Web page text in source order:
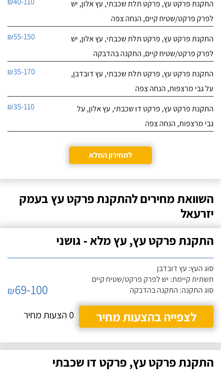
התקנת פרקט עץ, פרקט תלת שכבתי, עץ אלון, יש
לפרק פרקט/שטיח קיים, הנחה צפה
התקנת פרקט עץ, פרקט תלת שכבתי, עץ אלון, יש
לפרק פרקט/שטיח קיים, התקנה בהדבקה
₪55-150
התקנת פרקט עץ, פרקט תלת שכבתי, עץ דובדבן,
על גבי מרצפות, הנחה צפה
₪35-170
התקנת פרקט עץ, פרקט דו שכבתי, עץ אלון, על
גבי מרצפות, הנחה צפה
₪35-110
למחירון המלא
השוואת מחירים להתקנת פרקט עץ בעמק
יזרעאל
התקנת פרקט עץ, עץ מלא - גושני
סוג העץ: עץ דובדבן
תשתית קיימת: יש לפרק פרקט/שטיח קיים
סוג התקנה: התקנה בהדבקה
₪69-100
לצפייה בהצעות מחיר
0 הצעות מחיר
התקנת פרקט עץ, פרקט דו שכבתי